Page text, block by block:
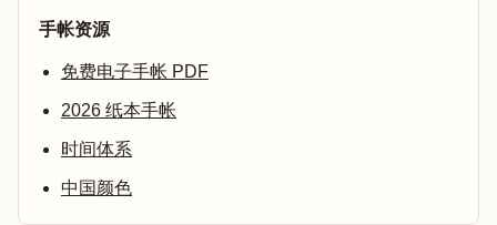
手帐资源
免费电子手帐 PDF
2026 纸本手帐
时间体系
中国颜色